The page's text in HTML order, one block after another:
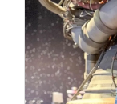
TARIFS/HORAIRES
LE COSMODÔME
FONDATION